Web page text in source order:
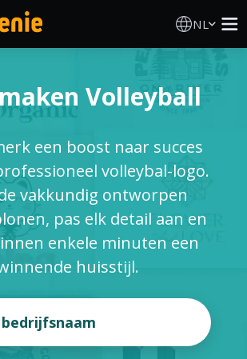
NL
INLOGGEN
Volleyball
een boost naar succes
volleybal-logo.
vakkundig ontworpen
pas elk detail aan en
enkele minuten een
huisstijl.